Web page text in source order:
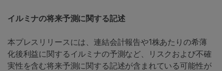
イルミナの将来予測に関する記述
本プレスリリースには、連結会計報告や1株あたりの希薄
化後利益に関するイルミナの予測など、リスクおよび不確
実性を含む将来予測に関する記述が含まれている可能性が